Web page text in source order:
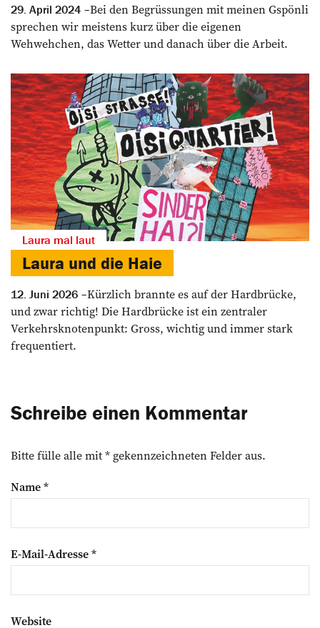
29. April 2024
Bei den Begrüssungen mit meinen Gspönli
sprechen wir meistens kurz über die eigenen
Wehwehchen, das Wetter und danach über die Arbeit.
Laura mal laut
Laura und die ­Haie
12. Juni 2026
Kürzlich brannte es auf der Hardbrücke,
und zwar richtig! Die Hardbrücke ist ein zentraler
Verkehrsknotenpunkt: Gross, wichtig und immer stark
frequentiert.
Schreibe einen Kommentar
Bitte fülle alle mit * gekennzeichneten Felder aus.
Name*
E-Mail-Adresse*
Website